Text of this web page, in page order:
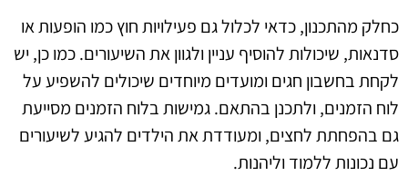
כחלק מהתכנון, כדאי לכלול גם פעילויות חוץ כמו הופעות או
סדנאות, שיכולות להוסיף עניין ולגוון את השיעורים. כמו כן, יש
לקחת בחשבון חגים ומועדים מיוחדים שיכולים להשפיע על
לוח הזמנים, ולתכנן בהתאם. גמישות בלוח הזמנים מסייעת
גם בהפחתת לחצים, ומעודדת את הילדים להגיע לשיעורים
עם נכונות ללמוד וליהנות.